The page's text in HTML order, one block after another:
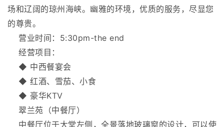
场和辽阔的琼州海峡。幽雅的环境，优质的服务，尽显您
的尊贵。
营业时间：5:30pm-the end
经营项目：
◆ 中西餐宴会
◆ 红酒、雪茄、小食
◆ 豪华KTV
翠兰苑（中餐厅）
中餐厅位于大堂左侧，全景落地玻璃窗的设计，可以使